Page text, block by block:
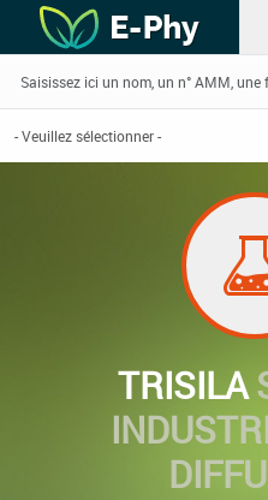
TRISILA